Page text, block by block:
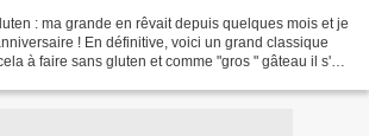
: ma grande en rêvait depuis quelques mois et je
! En définitive, voici un grand classique
à faire sans gluten et comme "gros " gâteau il s'est